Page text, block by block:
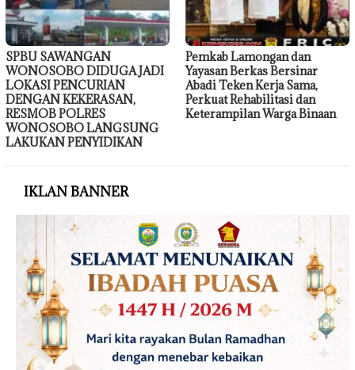
SPBU SAWANGAN
WONOSOBO DIDUGA JADI
LOKASI PENCURIAN
DENGAN KEKERASAN,
RESMOB POLRES
WONOSOBO LANGSUNG
LAKUKAN PENYIDIKAN
Pemkab Lamongan dan
Yayasan Berkas Bersinar
Abadi Teken Kerja Sama,
Perkuat Rehabilitasi dan
Keterampilan Warga Binaan
IKLAN BANNER